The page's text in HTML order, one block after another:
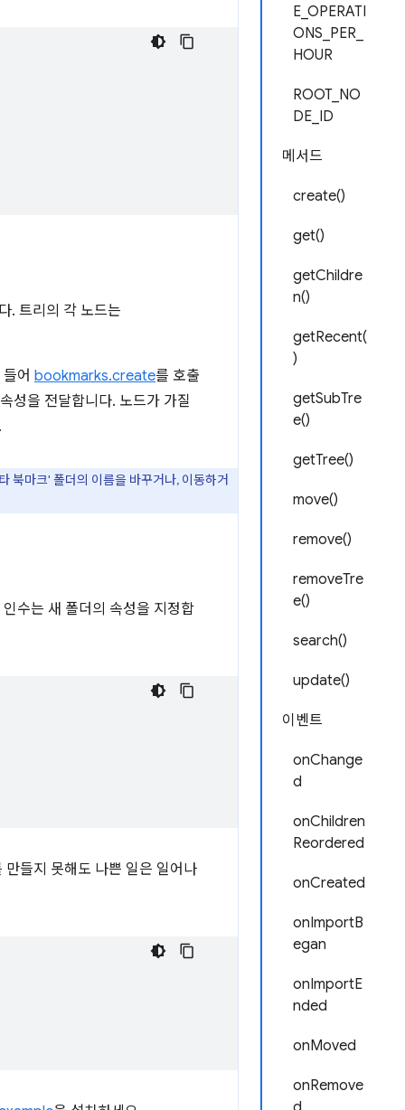
E_OPERATI
ONS_PER_
HOUR
ROOT_NO
DE_ID
메서드
create()
get()
getChildre
n()
getRecent(
)
getSubTre
e()
getTree()
move()
remove()
removeTre
e()
search()
update()
이벤트
onChange
d
onChildren
Reordered
onCreated
onImportB
egan
onImportE
nded
onMoved
onRemove
. 트리의 각 노드는
어 bookmarks.create를 호출
속성을 전달합니다. 노드가 가질
북마크' 폴더의 이름을 바꾸거나, 이동하거
인수는 새 폴더의 속성을 지정합
들지 못해도 나쁜 일은 일어나